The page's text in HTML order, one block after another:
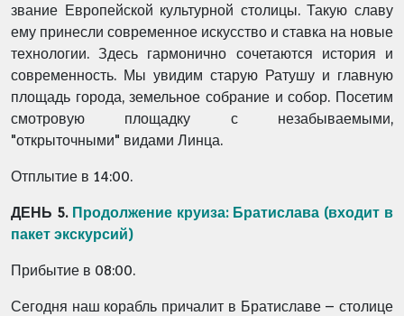
звание Европейской культурной столицы. Такую славу
ему принесли современное искусство и ставка на новые
технологии. Здесь гармонично сочетаются история и
современность. Мы увидим старую Ратушу и главную
площадь города, земельное собрание и собор. Посетим
смотровую площадку с незабываемыми,
"открыточными" видами Линца.
Отплытие в 14:00.
ДЕНЬ 5. Продолжение круиза: Братислава (входит в
пакет экскурсий)
Прибытие в 08:00.
Сегодня наш корабль причалит в Братиславе – столице